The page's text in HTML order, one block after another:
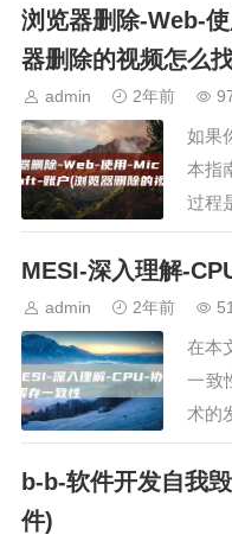
用户
系，
浏览器删除-Web-
器删除的视频怎么
admin 2年前
如果
本指
过程
有关
之前
前
MESI-深入理解-
admin 2年前
在本
一致
术的
能至
上无
b-b-软件开发自我
件)